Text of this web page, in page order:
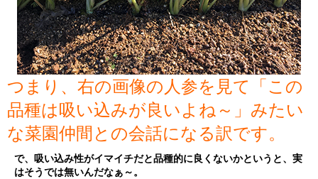
つまり、右の画像の人参を見て「この
品種は吸い込みが良いよね～」みたい
な菜園仲間との会話になる訳です。
で、吸い込み性がイマイチだと品種的に良くないかというと、実
はそうでは無いんだなぁ～。